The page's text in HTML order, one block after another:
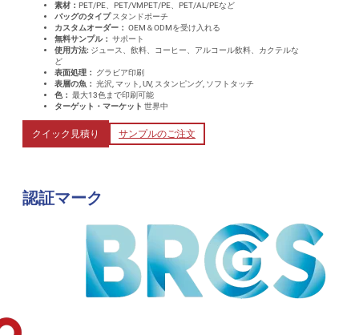
素材： PET/PE、PET/VMPET/PE、PET/AL/PEなど
バッグのタイプスタンドポーチ
カスタムオーダー： OEM＆ODMを受け入れる
無料サンプル： サポート
使用方法: ジュース、飲料、コーヒー、アルコール飲料、カクテルな
ど
表面処理： グラビア印刷
表層の魚： 光沢, マット, UV, スタンピング, ソフトタッチ
色： 最大13色まで印刷可能
ターゲット・マーケット 世界中
クイック見積り サンプルのご注文
認証マーク